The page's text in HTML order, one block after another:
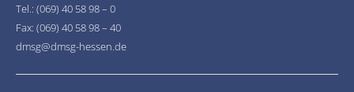
Tel.: (069) 40 58 98 – 0
Fax: (069) 40 58 98 – 40
dmsg@dmsg-hessen.de